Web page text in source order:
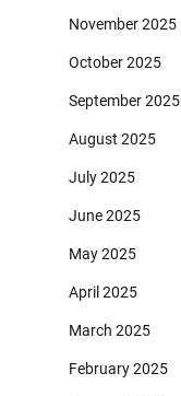
November 2025
October 2025
September 2025
August 2025
July 2025
June 2025
May 2025
April 2025
March 2025
February 2025